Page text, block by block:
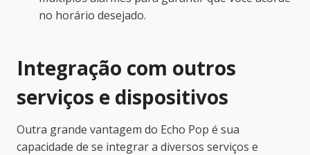
no horário desejado.
Integração com outros
serviços e dispositivos
Outra grande vantagem do Echo Pop é sua
capacidade de se integrar a diversos serviços e